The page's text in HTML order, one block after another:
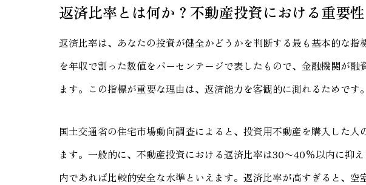
返済比率とは何か？不動産投資における重要性
返済比率は、あなたの投資が健全かどうかを判断する最も基本的な指
を年収で割った数値をパーセンテージで表したもので、金融機関が融
ます。この指標が重要な理由は、返済能力を客観的に測れるためです。
国土交通省の住宅市場動向調査によると、投資用不動産を購入した
ます。一般的に、不動産投資における返済比率は30〜40%以内に抑
内であれば比較的安全な水準といえます。返済比率が高すぎると、空